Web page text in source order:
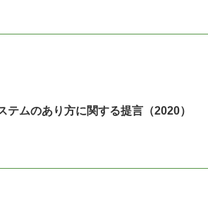
ムのあり方に関する提言（2020）